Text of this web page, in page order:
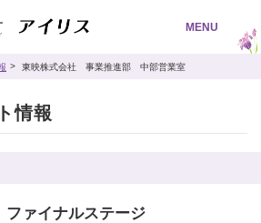
MENU
東映株式会社 事業推進部 中部営業室
情報
ァイナルステージ